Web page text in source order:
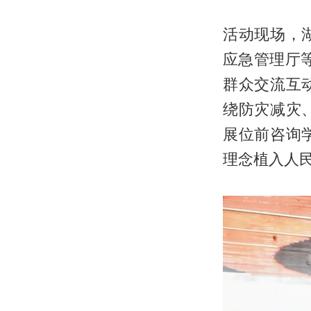
活动现场，
应急管理厅
群众交流互
绕防灾减灾
展位前咨询
理念植入人